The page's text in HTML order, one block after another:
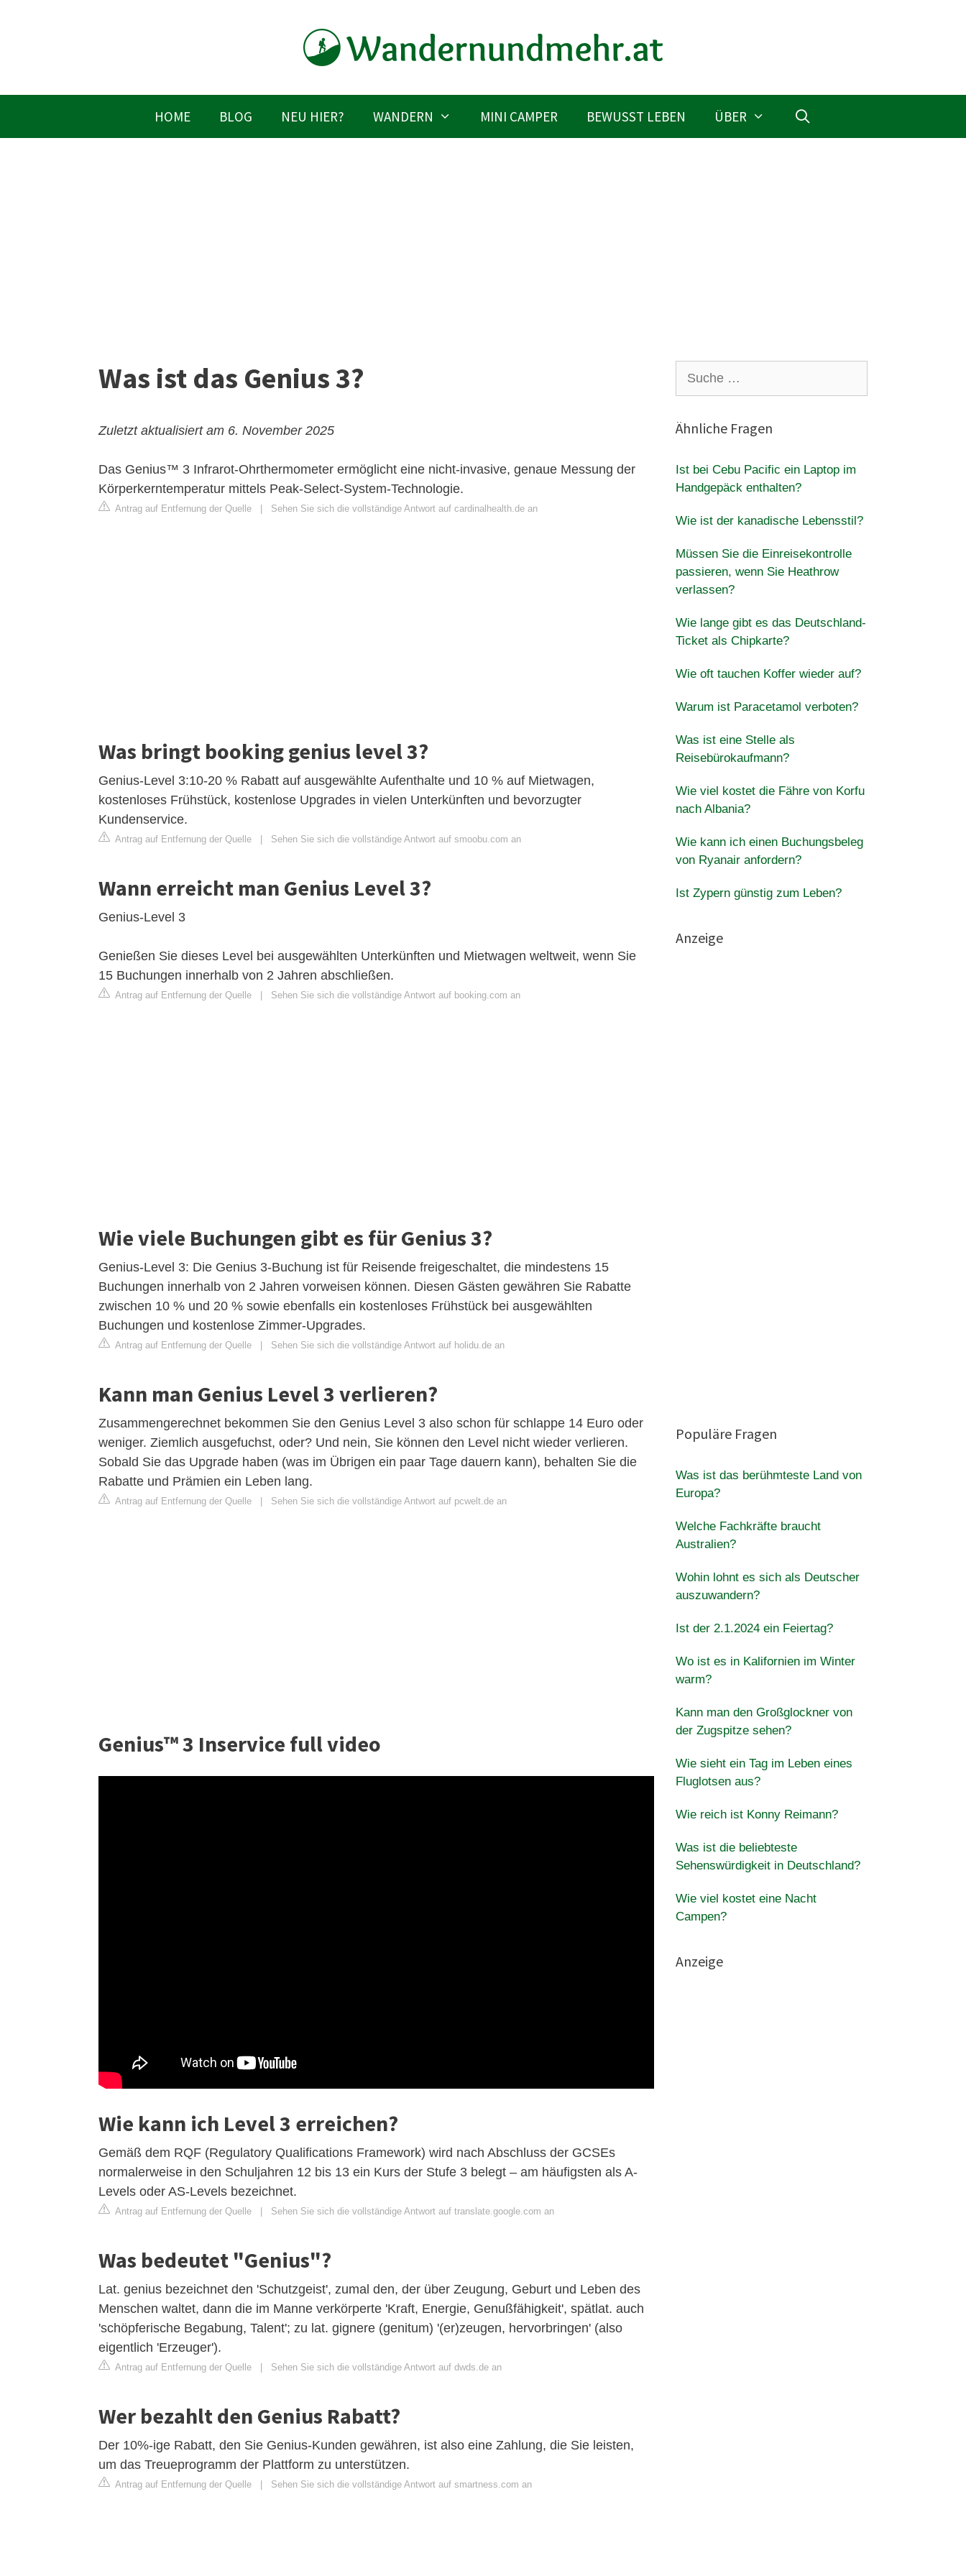
HOME BLOG NEU HIER? WANDERN MINI CAMPER BEWUSST LEBEN ÜBER
Was ist das Genius 3?
Zuletzt aktualisiert am 6. November 2025
Das Genius™ 3 Infrarot-Ohrthermometer ermöglicht eine nicht-invasive, genaue Messung der
Körperkerntemperatur mittels Peak-Select-System-Technologie.
Antrag auf Entfernung der Quelle Sehen Sie sich die vollständige Antwort auf cardinalhealth.de an
Was bringt booking genius level 3?
Genius-Level 3:10-20 % Rabatt auf ausgewählte Aufenthalte und 10 % auf Mietwagen,
kostenloses Frühstück, kostenlose Upgrades in vielen Unterkünften und bevorzugter
Kundenservice.
Antrag auf Entfernung der Quelle Sehen Sie sich die vollständige Antwort auf smoobu.com an
Wann erreicht man Genius Level 3?
Genius-Level 3
Genießen Sie dieses Level bei ausgewählten Unterkünften und Mietwagen weltweit, wenn Sie
15 Buchungen innerhalb von 2 Jahren abschließen.
Antrag auf Entfernung der Quelle Sehen Sie sich die vollständige Antwort auf booking.com an
Wie viele Buchungen gibt es für Genius 3?
Genius-Level 3: Die Genius 3-Buchung ist für Reisende freigeschaltet, die mindestens 15
Buchungen innerhalb von 2 Jahren vorweisen können. Diesen Gästen gewähren Sie Rabatte
zwischen 10 % und 20 % sowie ebenfalls ein kostenloses Frühstück bei ausgewählten
Buchungen und kostenlose Zimmer-Upgrades.
Antrag auf Entfernung der Quelle Sehen Sie sich die vollständige Antwort auf holidu.de an
Kann man Genius Level 3 verlieren?
Zusammengerechnet bekommen Sie den Genius Level 3 also schon für schlappe 14 Euro oder
weniger. Ziemlich ausgefuchst, oder? Und nein, Sie können den Level nicht wieder verlieren.
Sobald Sie das Upgrade haben (was im Übrigen ein paar Tage dauern kann), behalten Sie die
Rabatte und Prämien ein Leben lang.
Antrag auf Entfernung der Quelle Sehen Sie sich die vollständige Antwort auf pcwelt.de an
Genius™ 3 Inservice full video
Wie kann ich Level 3 erreichen?
Gemäß dem RQF (Regulatory Qualifications Framework) wird nach Abschluss der GCSEs
normalerweise in den Schuljahren 12 bis 13 ein Kurs der Stufe 3 belegt – am häufigsten als A-
Levels oder AS-Levels bezeichnet.
Antrag auf Entfernung der Quelle | Sehen Sie sich die vollständige Antwort auf translate.google.com an
Was bedeutet "Genius"?
Lat. genius bezeichnet den 'Schutzgeist', zumal den, der über Zeugung, Geburt und Leben des
Menschen waltet, dann die im Manne verkörperte 'Kraft, Energie, Genußfähigkeit', spätlat. auch
'schöpferische Begabung, Talent'; zu lat. gignere (genitum) '(er)zeugen, hervorbringen' (also
eigentlich 'Erzeuger').
Antrag auf Entfernung der Quelle | Sehen Sie sich die vollständige Antwort auf dwds.de an
Wer bezahlt den Genius Rabatt?
Der 10%-ige Rabatt, den Sie Genius-Kunden gewähren, ist also eine Zahlung, die Sie leisten,
um das Treueprogramm der Plattform zu unterstützen.
Antrag auf Entfernung der Quelle | Sehen Sie sich die vollständige Antwort auf smartness.com an
nach:
Ähnliche Fragen
Ist bei Cebu Pacific ein Laptop im
Handgepäck enthalten?
Wie ist der kanadische Lebensstil?
Müssen Sie die Einreisekontrolle
passieren, wenn Sie Heathrow
verlassen?
Wie lange gibt es das Deutschland-
Ticket als Chipkarte?
Wie oft tauchen Koffer wieder auf?
Warum ist Paracetamol verboten?
Was ist eine Stelle als
Reisebürokaufmann?
Wie viel kostet die Fähre von Korfu
nach Albania?
Wie kann ich einen Buchungsbeleg
von Ryanair anfordern?
Ist Zypern günstig zum Leben?
Anzeige
Populäre Fragen
Was ist das berühmteste Land von
Europa?
Welche Fachkräfte braucht
Australien?
Wohin lohnt es sich als Deutscher
auszuwandern?
Ist der 2.1.2024 ein Feiertag?
Wo ist es in Kalifornien im Winter
warm?
Kann man den Großglockner von
der Zugspitze sehen?
Wie sieht ein Tag im Leben eines
Fluglotsen aus?
Wie reich ist Konny Reimann?
Was ist die beliebteste
Sehenswürdigkeit in Deutschland?
Wie viel kostet eine Nacht
Campen?
Anzeige